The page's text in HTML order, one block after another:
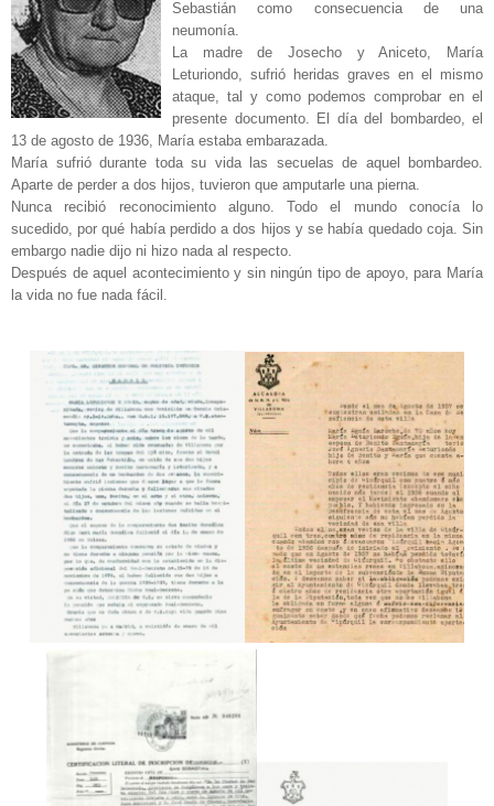
Sebastián como consecuencia de una
neumonía.
La madre de Josecho y Aniceto, María
Leturiondo, sufrió heridas graves en el mismo
ataque, tal y como podemos comprobar en el
presente documento. El día del bombardeo, el
13 de agosto de 1936, María estaba embarazada.
María sufrió durante toda su vida las secuelas de aquel bombardeo.
Aparte de perder a dos hijos, tuvieron que amputarle una pierna.
Nunca recibió reconocimiento alguno. Todo el mundo conocía lo
sucedido, por qué había perdido a dos hijos y se había quedado coja. Sin
embargo nadie dijo ni hizo nada al respecto.
Después de aquel acontecimiento y sin ningún tipo de apoyo, para María
la vida no fue nada fácil.